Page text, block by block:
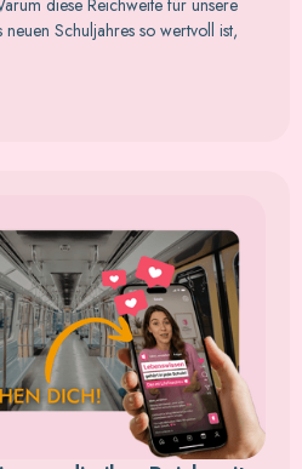
Schuljahres so wertvoll ist,